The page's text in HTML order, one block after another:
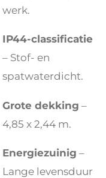
werk.
IP44-classificatie
– Stof- en
spatwaterdicht.
Grote dekking –
4,85 x 2,44 m.
Energiezuinig –
Lange levensduur